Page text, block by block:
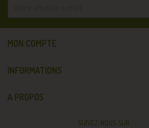
MON COMPTE
INFORMATIONS
A PROPOS
SUIVEZ-NOUS SUR